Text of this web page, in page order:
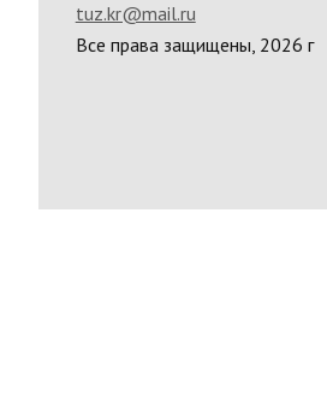
tuz.kr@mail.ru
Все права защищены, 2026 г